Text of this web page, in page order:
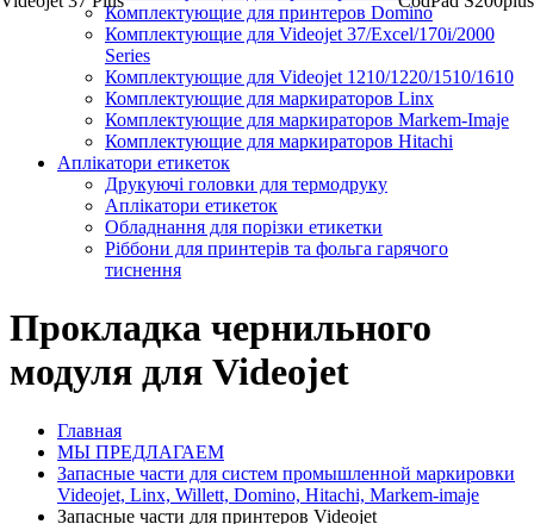
Комплектующие для принтеров Domino
Комплектующие для Videojet 37/Excel/170i/2000
Series
Комплектующие для Videojet 1210/1220/1510/1610
Комплектующие для маркираторов Linx
Комплектующие для маркираторов Markem-Imaje
Комплектующие для маркираторов Hitachi
Аплікатори етикеток
Друкуючі головки для термодруку
Аплікатори етикеток
Обладнання для порізки етикетки
Ріббони для принтерів та фольга гарячого
тиснення
Прокладка чернильного
модуля для Videojet
Главная
МЫ ПРЕДЛАГАЕМ
Запасные части для систем промышленной маркировки
Videojet, Linx, Willett, Domino, Hitachi, Markem-imaje
Запасные части для принтеров Videojet